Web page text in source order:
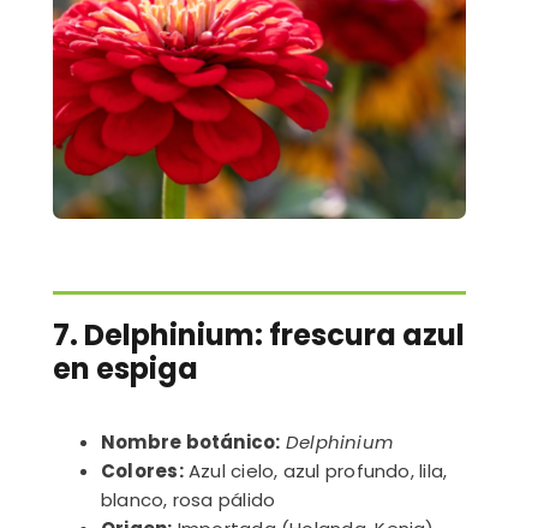
7. Delphinium: frescura azul
en espiga
Nombre botánico: Delphinium
Colores:Azul cielo, azul profundo, lila,
blanco, rosa pálido